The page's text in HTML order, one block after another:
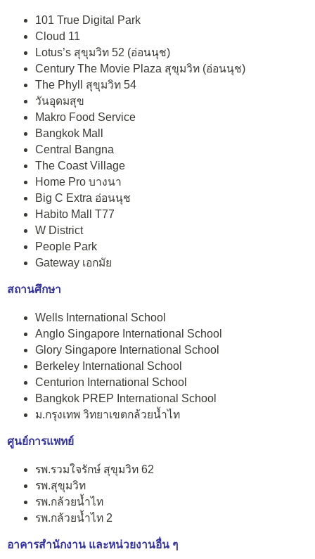
101 True Digital Park
Cloud 11
Lotus’s สุขุมวิท 52 (อ่อนนุช)
Century The Movie Plaza สุขุมวิท (อ่อนนุช)
The Phyll สุขุมวิท 54
วันอุดมสุข
Makro Food Service
Bangkok Mall
Central Bangna
The Coast Village
Home Pro บางนา
Big C Extra อ่อนนุช
Habito Mall T77
W District
People Park
Gateway เอกมัย
สถานศึกษา
Wells International School
Anglo Singapore International School
Glory Singapore International School
Berkeley International School
Centurion International School
Bangkok PREP International School
ม.กรุงเทพ วิทยาเขตกล้วยน้ำไท
ศูนย์การแพทย์
รพ.รวมใจรักษ์ สุขุมวิท 62
รพ.สุขุมวิท
รพ.กล้วยน้ำไท
รพ.กล้วยน้ำไท 2
อาคารสำนักงาน และหน่วยงานอื่น ๆ